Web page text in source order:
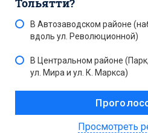
Тольятти?
В Автозаводском районе
вдоль ул. Революционной)
В Центральном районе
ул. Мира и ул. К. Маркса)
Просмотреть